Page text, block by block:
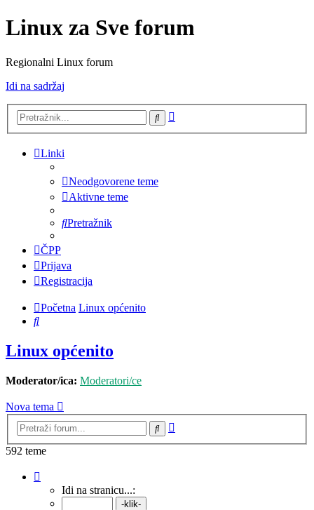
Linux za Sve forum
Regionalni Linux forum
Idi na sadržaj
Pretražnik
Linki
Neodgovorene teme
Aktivne teme
Pretražnik
ČPP
Prijava
Registracija
Početna Linux općenito
Pretražnik
Linux općenito
Moderator/ica: Moderatori/ce
Nova tema
Pretražnik
592 teme
24 .Idi na stranicu...: